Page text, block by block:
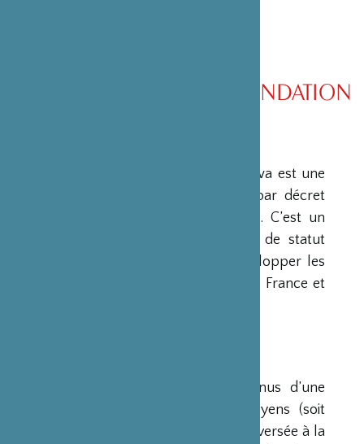
PRÉSENTATION DE LA FONDATION
La Fondation Franco-Japonaise Sasakawa est une
fondation reconnue d’utilité publique par décret
du Premier Ministre du 23 mars 1990. C’est un
organisme privé, sans but lucratif et de statut
français, qui a pour mission de « développer les
relations culturelles et d’amitié entre la France et
Ses ressources proviennent des revenus d’une
dotation initiale de trois milliards de yens (soit
environ 20 millions d’euros à l’époque) versée à la